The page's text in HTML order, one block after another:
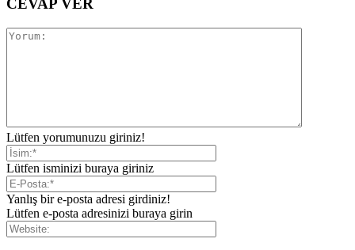
CEVAP VER
Lütfen yorumunuzu giriniz!
Lütfen isminizi buraya giriniz
Yanlış bir e-posta adresi girdiniz!
Lütfen e-posta adresinizi buraya girin